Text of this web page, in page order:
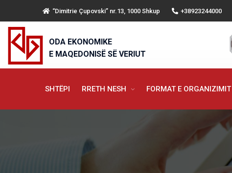
“Dimitrie Çupovski” nr.13, 1000 Shkup +38923244000
ODA EKONOMIKE
E MAQEDONISË SË VERIUT
SHTËPI RRETH NESH FORMAT E ORGANIZIMIT